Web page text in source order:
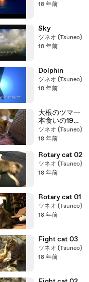
18 年前
Sky
ツネオ (Tsuneo)
18 年前
Dolphin
ツネオ (Tsuneo)
18 年前
大根のツマ一
本食いの19歳
のにゃんこ♪
ツネオ (Tsuneo)
18 年前
Rotary cat 02
ツネオ (Tsuneo)
18 年前
Rotary cat 01
ツネオ (Tsuneo)
18 年前
Fight cat 03
ツネオ (Tsuneo)
18 年前